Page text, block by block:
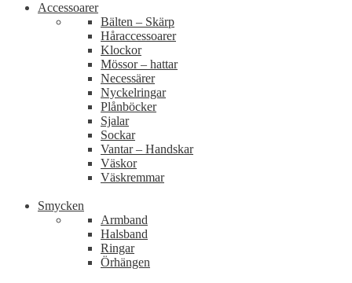
Accessoarer
Bälten – Skärp
Håraccessoarer
Klockor
Mössor – hattar
Necessärer
Nyckelringar
Plånböcker
Sjalar
Sockar
Vantar – Handskar
Väskor
Väskremmar
Smycken
Armband
Halsband
Ringar
Örhängen